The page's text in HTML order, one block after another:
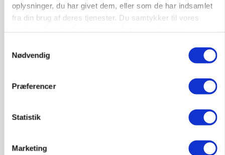
oplysninger, du har givet dem, eller som de har indsamlet
fra din brug af deres tjenester. Du samtykker til vores
Nødvendig
Præferencer
Statistik
Marketing
Forserie til selvkørende skårlægger afprøves i år